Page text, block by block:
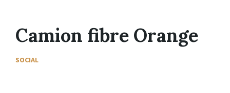
Camion fibre Orange
SOCIAL